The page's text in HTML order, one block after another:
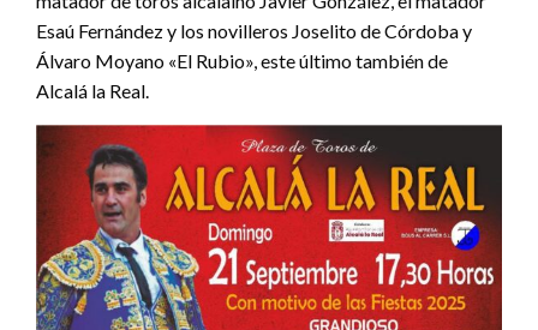
Esaú Fernández y los novilleros Joselito de Córdoba y
Álvaro Moyano «El Rubio», este último también de
Alcalá la Real.